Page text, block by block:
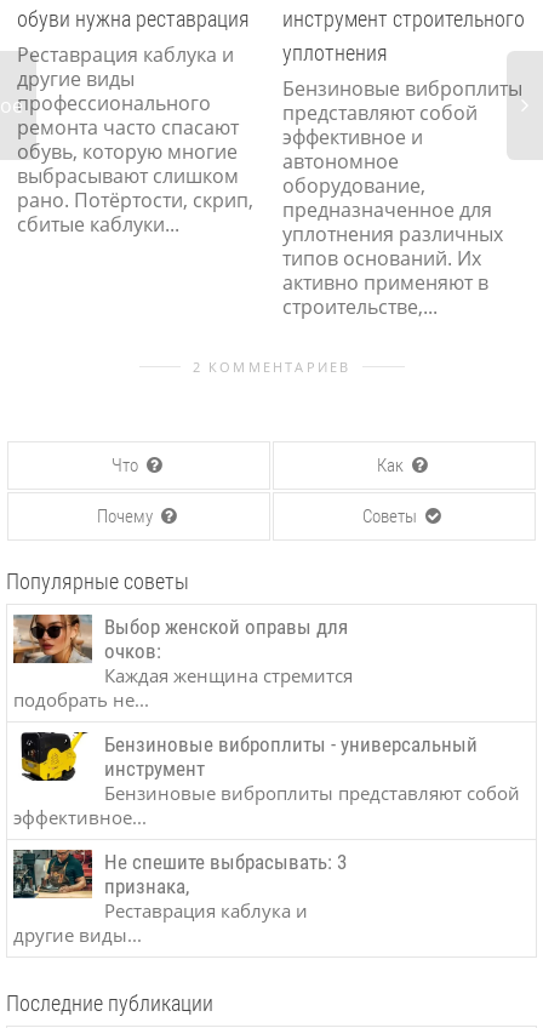
обуви нужна реставрация
Реставрация каблука и
другие виды
профессионального
ремонта часто спасают
обувь, которую многие
выбрасывают слишком
рано. Потёртости, скрип,
сбитые каблуки...
инструмент строительного
уплотнения
Бензиновые виброплиты
представляют собой
эффективное и
автономное
оборудование,
предназначенное для
уплотнения различных
типов оснований. Их
активно применяют в
строительстве,...
2 КОММЕНТАРИЕВ
Что Как
Почему Советы
Популярные советы
Выбор женской оправы для
очков:
Каждая женщина стремится
подобрать не...
Бензиновые виброплиты - универсальный
инструмент
Бензиновые виброплиты представляют собой
эффективное...
Не спешите выбрасывать: 3
признака,
Реставрация каблука и
другие виды...
Последние публикации